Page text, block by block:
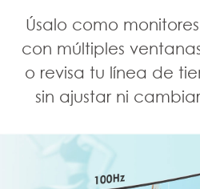
Úsalo como
con múltiples
o revisa tu línea de
sin ajustar ni